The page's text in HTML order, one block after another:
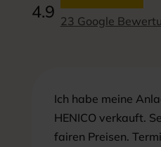
4.9 23 Google
Ich habe meine
HENICO verkauft.
fairen Preisen.